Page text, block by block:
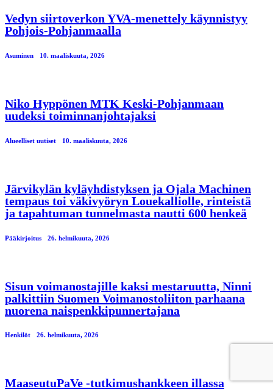
Vedyn siirtoverkon YVA-menettely käynnistyy
Pohjois-Pohjanmaalla
Asuminen 10. maaliskuuta, 2026
Niko Hyppönen MTK Keski-Pohjanmaan
uudeksi toiminnanjohtajaksi
Alueelliset uutiset 10. maaliskuuta, 2026
Järvikylän kyläyhdistyksen ja Ojala Machinen
tempaus toi väkivyöryn Louekalliolle, rinteistä
ja tapahtuman tunnelmasta nautti 600 henkeä
Pääkirjoitus 26. helmikuuta, 2026
Sisun voimanostajille kaksi mestaruutta, Ninni
palkittiin Suomen Voimanostoliiton parhaana
nuorena naispenkkipunnertajana
Henkilöt 26. helmikuuta, 2026
MaaseutuPaVe -tutkimushankkeen illassa